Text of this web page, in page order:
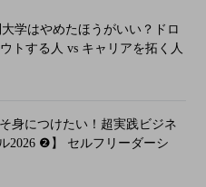
学はやめたほうがいい？ドロ
トする人 vs キャリアを拓く人
そ身につけたい！超実践ビジネ
2026 ❷】 セルフリーダーシ